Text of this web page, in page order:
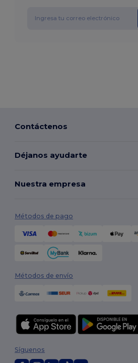
Contáctenos
Déjanos ayudarte
Nuestra empresa
Métodos de pago
Métodos de envío
Síguenos